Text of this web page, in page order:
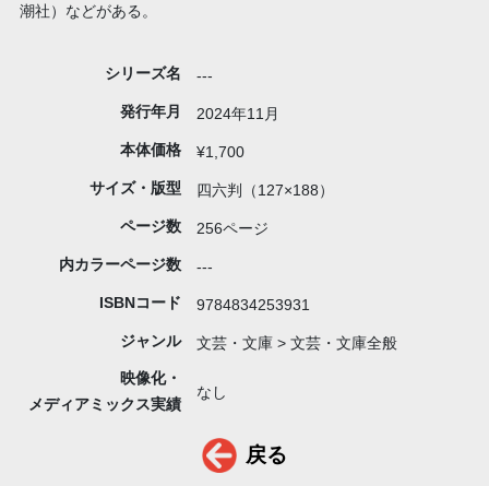
潮社）などがある。
シリーズ名 ---
発行年月 2024年11月
本体価格 ¥1,700
サイズ・版型 四六判（127×188）
ページ数 256ページ
内カラーページ数 ---
ISBNコード 9784834253931
ジャンル 文芸・文庫 > 文芸・文庫全般
映像化・
メディアミックス実績
なし
戻る